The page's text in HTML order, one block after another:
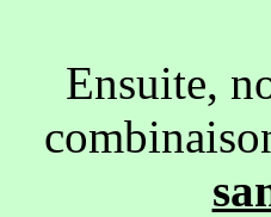
Ensuite,